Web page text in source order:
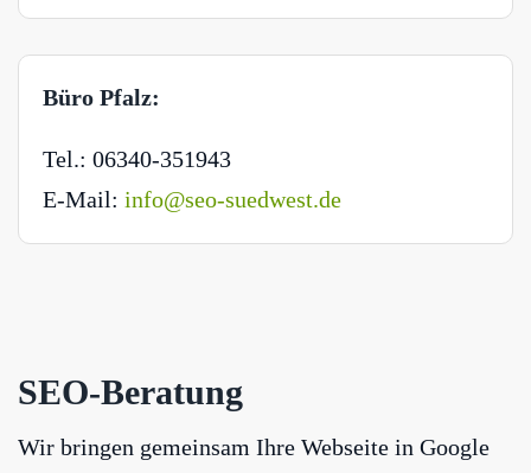
Büro Pfalz:
Tel.: 06340-351943
E-Mail: info@seo-suedwest.de
SEO-Beratung
Wir bringen gemeinsam Ihre Webseite in Google